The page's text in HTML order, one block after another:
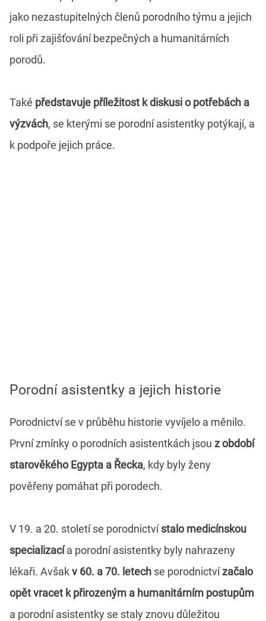
jako nezastupitelných členů porodního týmu a jejich
roli při zajišťování bezpečných a humanitárních
porodů.
Také představuje příležitost k diskusi o potřebách a
výzvách, se kterými se porodní asistentky potýkají, a
k podpoře jejich práce.
Porodní asistentky a jejich historie
Porodnictví se v průběhu historie vyvíjelo a měnilo.
První zmínky o porodních asistentkách jsou z období
starověkého Egypta a Řecka, kdy byly ženy
pověřeny pomáhat při porodech.
V 19. a 20. století se porodnictvístalo medicínskou
specializacía porodní asistentky byly nahrazeny
lékaři. Avšakv 60. a 70. letech se porodnictvízačalo
opět vracet k přirozeným a humanitárním postupům
a porodní asistentky se staly znovu důležitou